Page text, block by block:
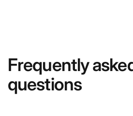
Frequently
questions